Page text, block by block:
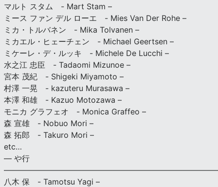
マルト スタム - Mart Stam –
ミース ファン デル ローエ - Mies Van Der Rohe –
ミカ・トルバネン - Mika Tolvanen –
ミカエル・ヒェーチェン - Michael Geertsen –
ミケーレ・デ・ルッキ - Michele De Lucchi –
水之江 忠臣 - Tadaomi Mizunoe –
宮本 茂紀 - Shigeki Miyamoto –
村澤 一晃 - kazuteru Murasawa –
本澤 和雄 - Kazuo Motozawa –
モニカ グラフェオ - Monica Graffeo –
森 宣雄 - Nobuo Mori –
森 拓郎 - Takuro Mori –
etc…
— や行
八木 保 - Tamotsu Yagi –